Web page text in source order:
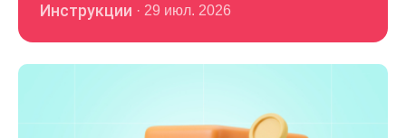
Инструкции · 29 июл. 2026